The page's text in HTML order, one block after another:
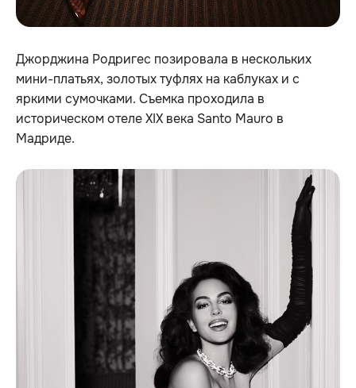
Джорджина Родригес позировала в нескольких
мини-платьях, золотых туфлях на каблуках и с
яркими сумочками. Съемка проходила в
историческом отеле XIX века Santo Mauro в
Мадриде.